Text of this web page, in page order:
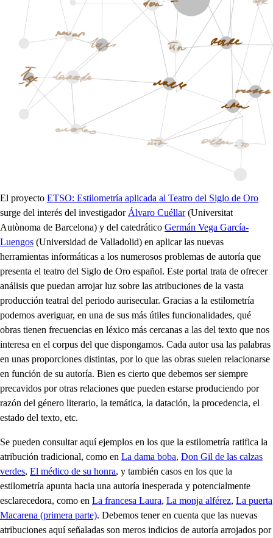
El proyecto ETSO: Estilometría aplicada al Teatro del Siglo de Oro
surge del interés del investigador Álvaro Cuéllar(Universitat
Autònoma de Barcelona) y del catedrático Germán Vega García-
Luengos (Universidad de Valladolid) en aplicar las nuevas
herramientas informáticas a los numerosos problemas de autoría que
presenta el teatro del Siglo de Oro español. Este portal trata de ofrecer
análisis que puedan arrojar luz sobre las atribuciones de la vasta
producción teatral del periodo aurisecular. Gracias a la estilometría
podemos averiguar, en una de sus más útiles funcionalidades, qué
obras tienen frecuencias en léxico más cercanas a las del texto que nos
interesa en el corpus del que dispongamos. Cada autor usa las palabras
en unas proporciones distintas, por lo que las obras suelen relacionarse
en función de su autoría. Bien es cierto que debemos ser siempre
precavidos por otras relaciones que pueden estarse produciendo por
razón del género literario, la temática, la datación, la procedencia, el
estado del texto, etc.
Se pueden consultar aquí ejemplos en los que la estilometría ratifica la
atribución tradicional, como en La dama boba, Don Gil de las calzas
verdes, El médico de su honra, y también casos en los que la
estilometría apunta hacia una autoría inesperada y potencialmente
esclarecedora, como en La francesa Laura, La monja alférez, La puerta
Macarena (primera parte). Debemos tener en cuenta que las nuevas
atribuciones aquí señaladas son meros indicios de autoría arrojados por